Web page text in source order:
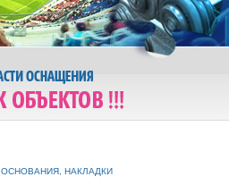
ОСНОВАНИЯ, НАКЛАДКИ